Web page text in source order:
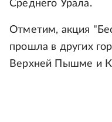
Среднего Урала.
Отметим, акция
прошла в других
Верхней Пышме и